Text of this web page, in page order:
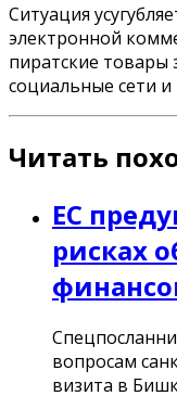
Ситуация
электронной
пиратские товары
социальные сети
Читать
ЕС
рисках
вопросам
визита в